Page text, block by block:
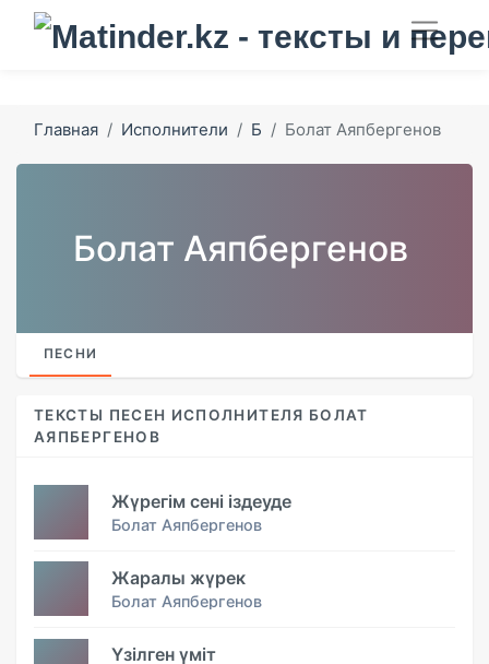
Главная Исполнители Б Болат Аяпбергенов
Болат Аяпбергенов
ПЕСНИ
ТЕКСТЫ ПЕСЕН ИСПОЛНИТЕЛЯ БОЛАТ
АЯПБЕРГЕНОВ
Жүрегім сені іздеуде
Болат Аяпбергенов
Жаралы жүрек
Болат Аяпбергенов
Үзілген үміт